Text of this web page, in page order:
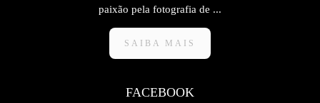
paixão pela fotografia de ...
SAIBA MAIS
FACEBOOK